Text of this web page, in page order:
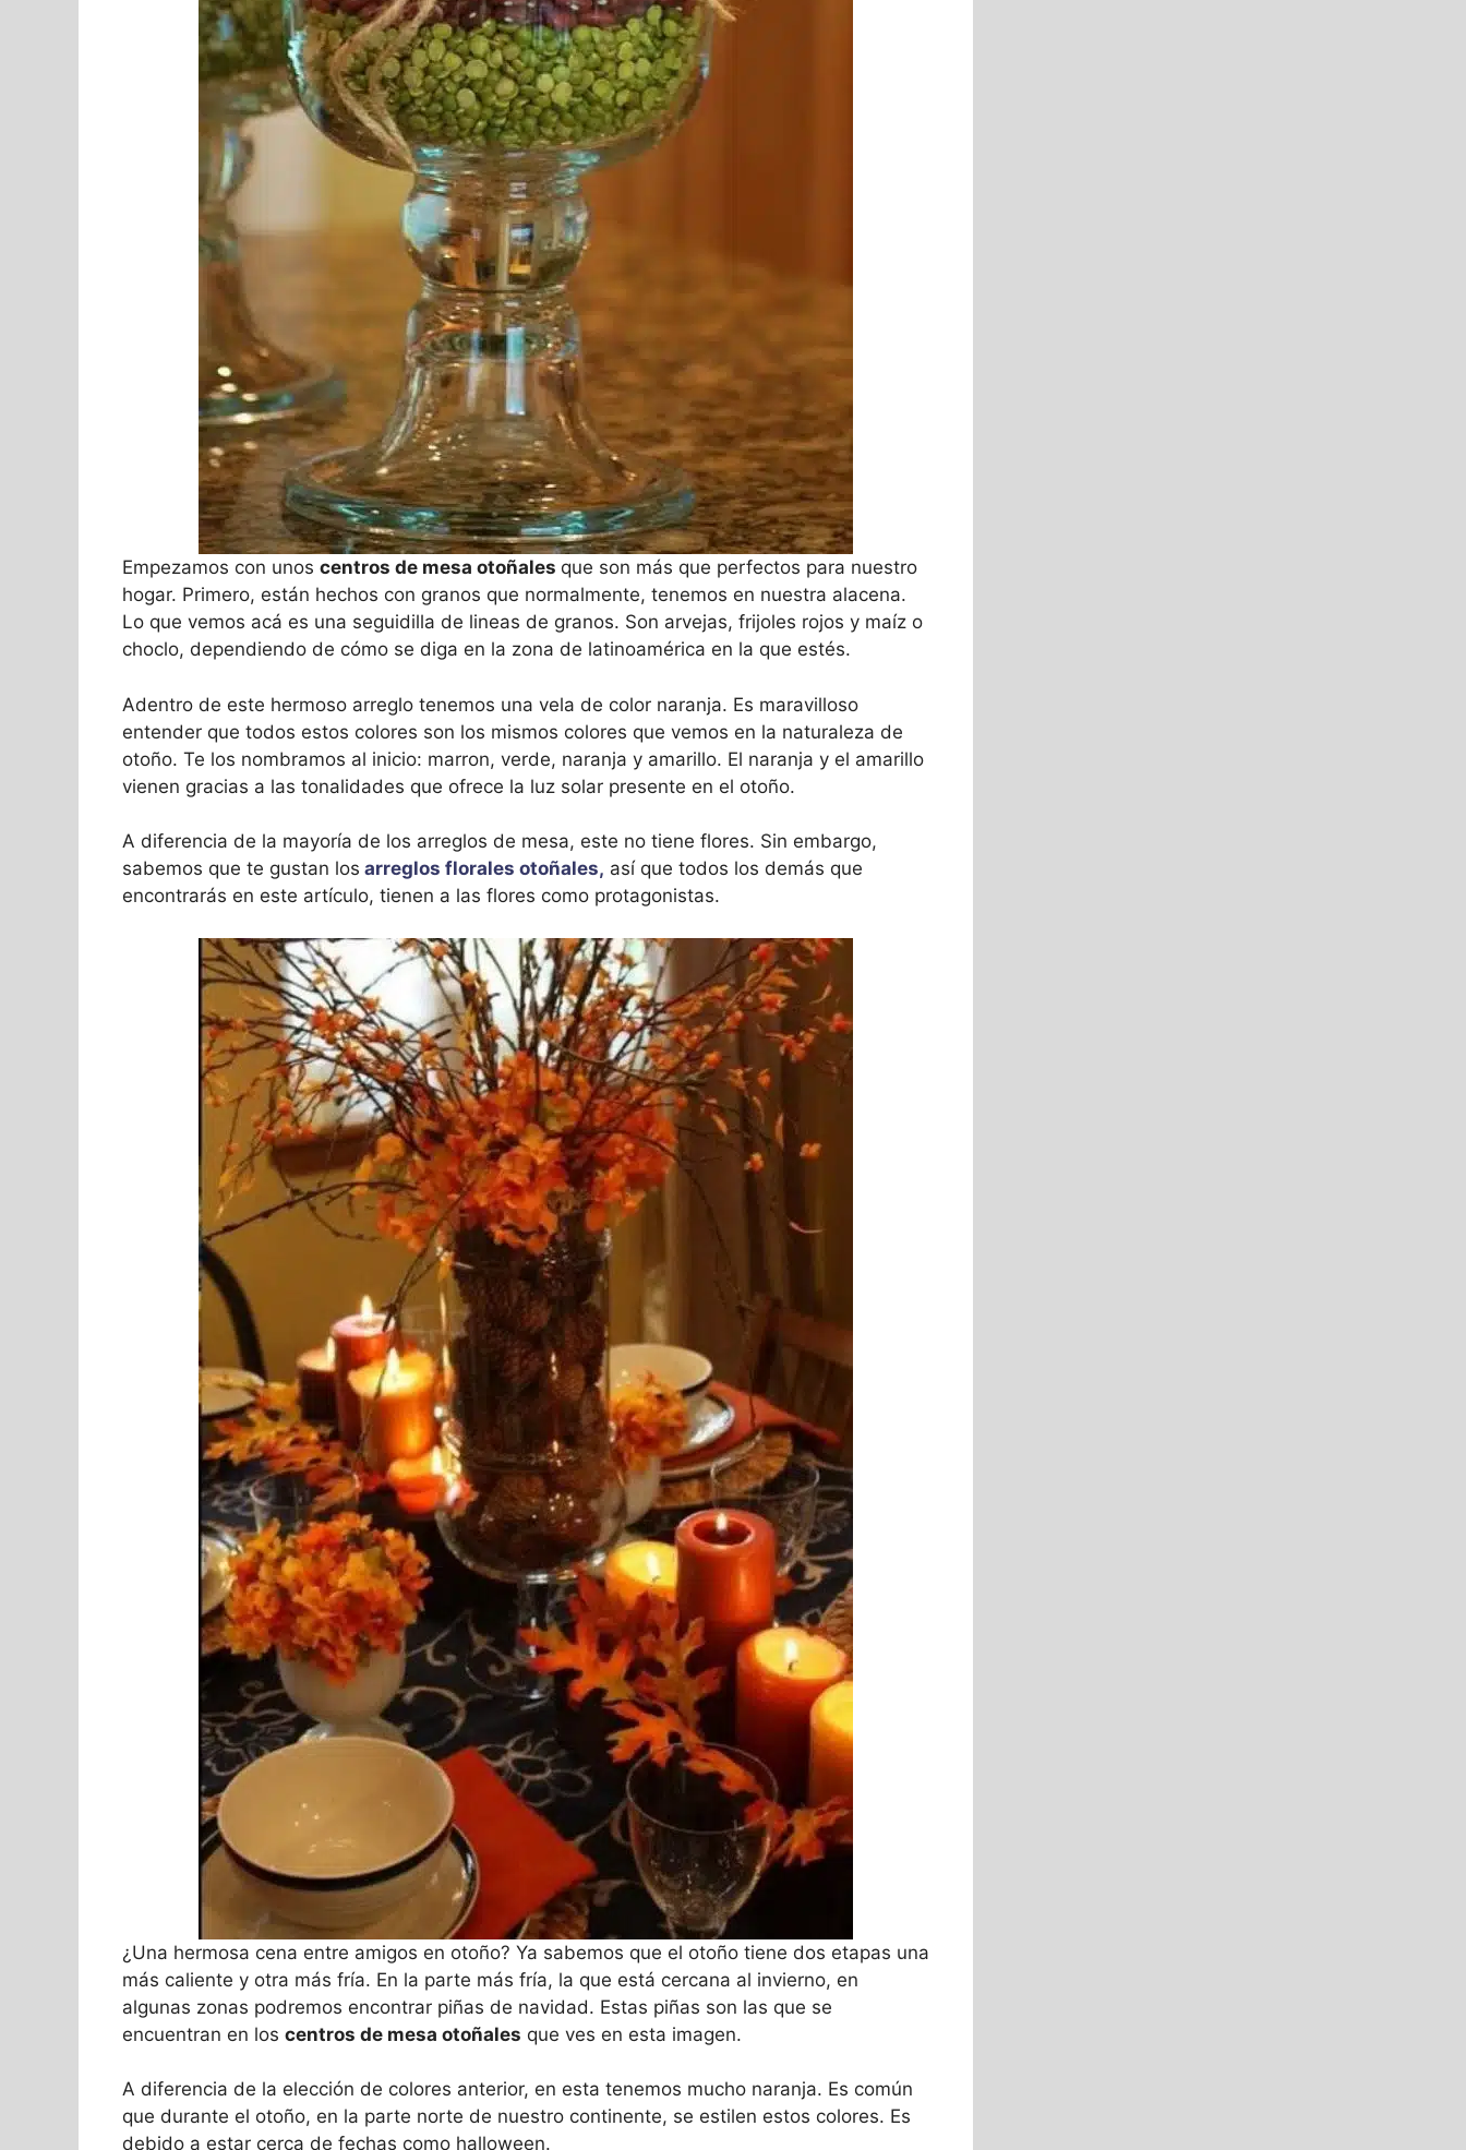
Empezamos con unos centros de mesa otoñales que son más que perfectos para nuestro
hogar. Primero, están hechos con granos que normalmente, tenemos en nuestra alacena.
Lo que vemos acá es una seguidilla de lineas de granos. Son arvejas, frijoles rojos y maíz o
choclo, dependiendo de cómo se diga en la zona de latinoamérica en la que estés.
Adentro de este hermoso arreglo tenemos una vela de color naranja. Es maravilloso
entender que todos estos colores son los mismos colores que vemos en la naturaleza de
otoño. Te los nombramos al inicio: marron, verde, naranja y amarillo. El naranja y el amarillo
vienen gracias a las tonalidades que ofrece la luz solar presente en el otoño.
A diferencia de la mayoría de los arreglos de mesa, este no tiene flores. Sin embargo,
sabemos que te gustan los arreglos florales otoñales, así que todos los demás que
encontrarás en este artículo, tienen a las flores como protagonistas.
¿Una hermosa cena entre amigos en otoño? Ya sabemos que el otoño tiene dos etapas una
más caliente y otra más fría. En la parte más fría, la que está cercana al invierno, en
algunas zonas podremos encontrar piñas de navidad. Estas piñas son las que se
encuentran en los centros de mesa otoñales que ves en esta imagen.
A diferencia de la elección de colores anterior, en esta tenemos mucho naranja. Es común
que durante el otoño, en la parte norte de nuestro continente, se estilen estos colores. Es
debido a estar cerca de fechas como halloween.